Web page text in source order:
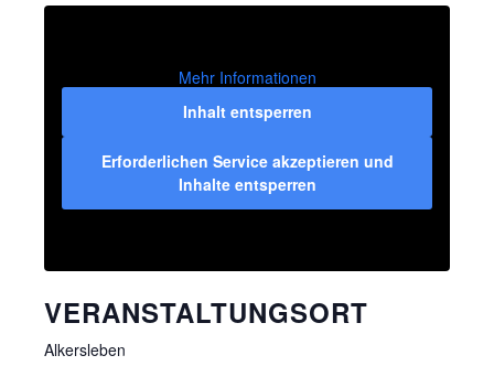
VERANSTALTUNGSORT
Alkersleben
Mehr Informationen
Inhalt entsperren
Erforderlichen Service akzeptieren und
Inhalte entsperren